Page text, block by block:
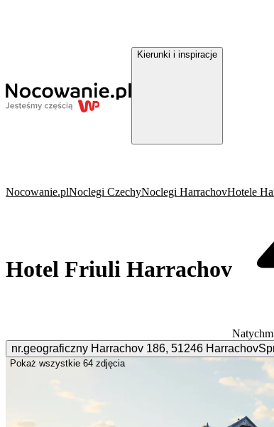
Kierunki i inspiracje
Nocowanie.plNoclegi CzechyNoclegi HarrachovHotele
Hotel Friuli Harrachov
nr.geograficzny Harrachov 186, 51246 Harrachov
Pokaż wszystkie 64 zdjęcia